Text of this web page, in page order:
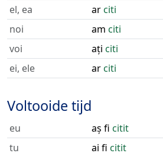
el, ea
arciti
noi
am citi
voi
ați citi
ei, ele
arciti
Voltooide tijd
eu aș fi citit
tu
ai fi citit